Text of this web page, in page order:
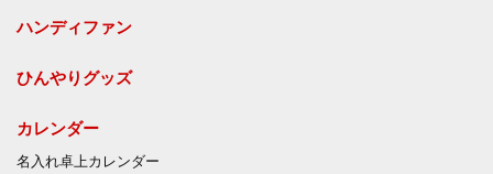
ハンディファン
ひんやりグッズ
カレンダー
名入れ卓上カレンダー